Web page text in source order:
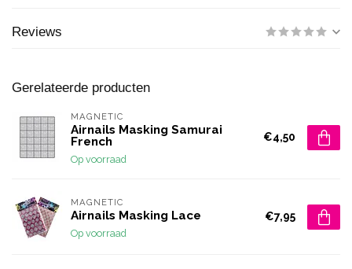
Reviews
Gerelateerde producten
MAGNETIC
Airnails Masking Samurai
French
Op voorraad
€4,50
MAGNETIC
Airnails Masking Lace
Op voorraad
€7,95